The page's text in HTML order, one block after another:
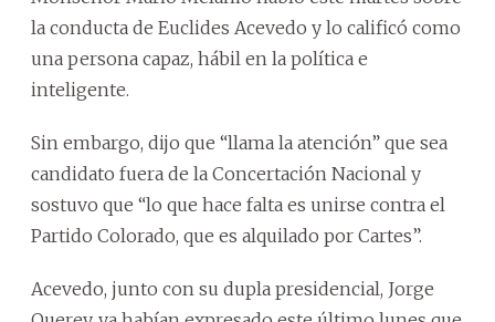
la conducta de Euclides Acevedo y lo calificó como
una persona capaz, hábil en la política e
inteligente.
Sin embargo, dijo que “llama la atención” que sea
candidato fuera de la Concertación Nacional y
sostuvo que “lo que hace falta es unirse contra el
Partido Colorado, que es alquilado por Cartes”.
Acevedo, junto con su dupla presidencial, Jorge